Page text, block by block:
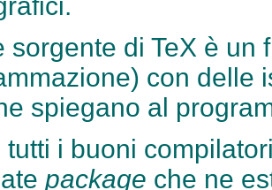
sorgente di TeX è
con delle
spiegano al
tutti i buoni
package che ne